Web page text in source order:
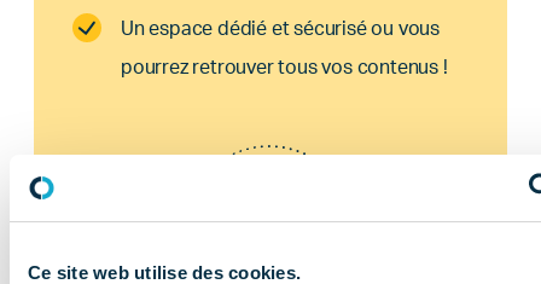
Ce site web utilise des cookies.
Un espace dédié et sécurisé ou vous
pourrez retrouver tous vos contenus !